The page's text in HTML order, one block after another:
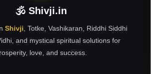
🕉 Shivji.in
Shivji , Totke, Vashikaran, Riddhi Siddhi
and mystical spiritual solutions for
love, and success.